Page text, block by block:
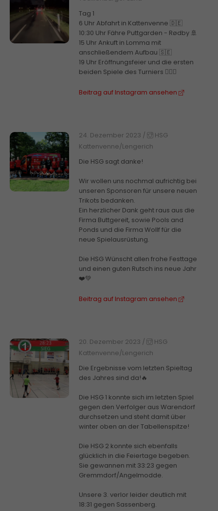
Tag 1
6 Uhr Abfahrt in Kattenvenne 🇩🇪
10:30 Uhr Fähre Puttgarden - Rødby 🚢
15 Uhr Ankuft in Lomma mit
anschließendem Aufbau 🇸🇪
19 Uhr Eröffnungsfeier und die ersten
beiden Spiele des Turniers 🤾🏼‍♂️
Beitrag auf Instagram ansehen
24. Dezember 2023 /
HSG
Kattenvenne/Lengerich
Die HSG sagt danke!
Wir wollen uns nochmal aufrichtig bei
unseren Sponsoren für unsere neuen
Trikots bedanken.
Ein herzlicher Dank geht raus aus die
Firma Buttgereit, sowie Pools and
Ponds und die Firma Wollf für die
neue Spielausrüstung.
Die HSG Wünscht allen frohe Festtage
und einen guten Rutsch ins neue Jahr
❤️💚
Beitrag auf Instagram ansehen
20. Dezember 2023 /
HSG
Kattenvenne/Lengerich
Die Ergebnisse vom letzten Spieltag
des Jahres sind da!🔥
Die HSG 1 konnte sich im letzten Spiel
gegen den Verfolger aus Warendorf
durchsetzen und steht damit über
winter oben an der Tabellenspitze!
Die HSG 2 konnte sich ebenfalls
glücklich in die Feiertage begeben.
Sie gewannen mit 33:23 gegen
Gremmdorf/Angelmodde.
Unsere 3. verlor leider deutlich mit
18:31 gegen Sassenberg.